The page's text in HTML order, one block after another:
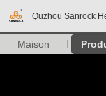
Quzhou Sanrock
Maison